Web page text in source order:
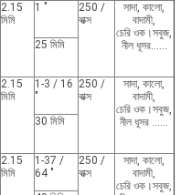
2.15
মিমি
1 "
250 /
বাক্স
সাদা, কালো,
বাদামী,
চেরি ওক।সবুজ,
নীল ধূসর……
25 মিমি
2.15
মিমি
1-3 / 16
"
250 /
বাক্স
সাদা, কালো,
বাদামী,
চেরি ওক।সবুজ,
নীল ধূসর ……
30 মিমি
2.15
মিমি
1-37 /
64 "
250 /
বাক্স
সাদা, কালো,
বাদামী,
চেরি ওক।সবুজ,